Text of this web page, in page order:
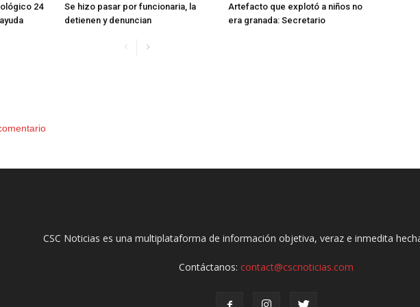
24
Se hizo pasar por funcionaria, la
detienen y denuncian
Artefacto que explotó a niños no
era granada: Secretario
CSC Noticias es una multiplataforma de información objetiva, veraz e inmedita
Contáctanos:contact@cscnoticias.com